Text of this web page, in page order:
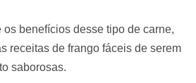
benefícios desse tipo de carne,
receitas de frango fáceis de serem
saborosas.